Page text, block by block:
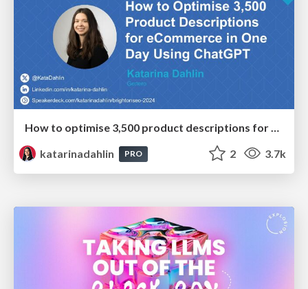
katarinadahlin
PRO 2 3.7k